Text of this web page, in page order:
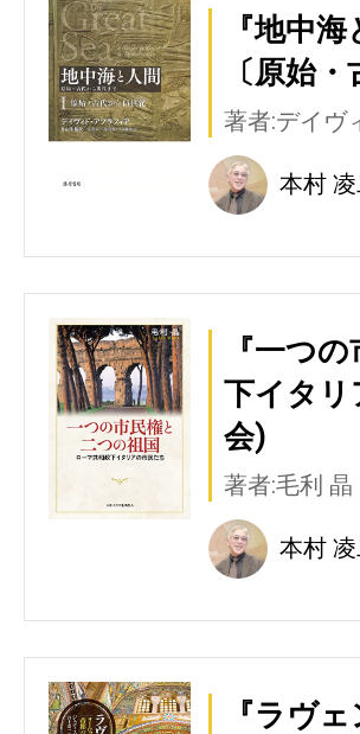
『地中
〔原始
著者:デイヴ
本村
『一つ
下イタリ
会)
著者:毛利 晶
本村
『ラヴ